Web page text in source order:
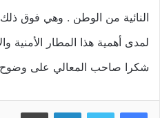
النائية من الوطن . وهي فوق
لمدى أهمية هذا المطار الأمنية
شكرا صاحب المعالي على وضوح
فيسبوك تويتر لينكدإن طباعة